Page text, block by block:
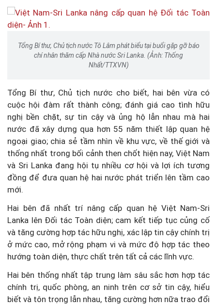
Tổng Bí thư, Chủ tịch nước Tô Lâm phát biểu tại buổi gặp gỡ báo
chí nhân thăm cấp Nhà nước Sri Lanka. (Ảnh: Thống
Nhất/TTXVN)
Tổng Bí thư, Chủ tịch nước cho biết, hai bên vừa có
cuộc hội đàm rất thành công; đánh giá cao tình hữu
nghị bền chặt, sự tin cậy và ủng hộ lẫn nhau mà hai
nước đã xây dựng qua hơn 55 năm thiết lập quan hệ
ngoại giao; chia sẻ tầm nhìn về khu vực, về thế giới và
thống nhất trong bối cảnh then chốt hiện nay, Việt Nam
và Sri Lanka đang hội tụ nhiều cơ hội và lợi ích tương
đồng để đưa quan hệ hai nước phát triển lên tầm cao
mới.
Hai bên đã nhất trí nâng cấp quan hệ Việt Nam-Sri
Lanka lên Đối tác Toàn diện; cam kết tiếp tục củng cố
và tăng cường hợp tác hữu nghị, xác lập tin cậy chính trị
ở mức cao, mở rộng phạm vi và mức độ hợp tác theo
hướng toàn diện, thực chất trên tất cả các lĩnh vực.
Hai bên thống nhất tập trung làm sâu sắc hơn hợp tác
chính trị, quốc phòng, an ninh trên cơ sở tin cậy, hiểu
biết và tôn trọng lẫn nhau, tăng cường hơn nữa trao đổi